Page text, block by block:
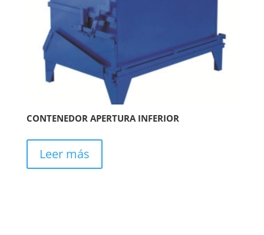
CONTENEDOR APERTURA INFERIOR
Leer más